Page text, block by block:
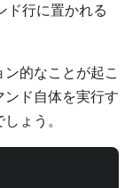
ド行に置かれる
的なことが起こ
ド自体を実行す
ょう。